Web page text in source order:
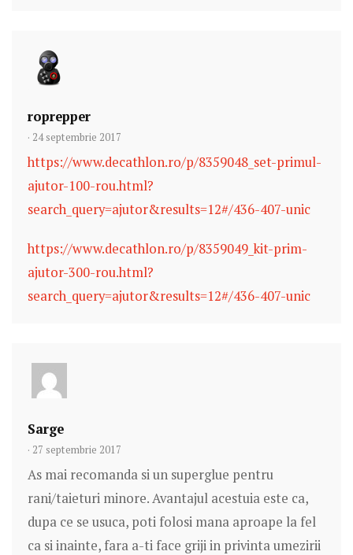
roprepper
· 24 septembrie 2017
https://www.decathlon.ro/p/8359048_set-primul-
ajutor-100-rou.html?
search_query=ajutor&results=12#/436-407-unic
https://www.decathlon.ro/p/8359049_kit-prim-
ajutor-300-rou.html?
search_query=ajutor&results=12#/436-407-unic
Sarge
· 27 septembrie 2017
As mai recomanda si un superglue pentru
rani/taieturi minore. Avantajul acestuia este ca,
dupa ce se usuca, poti folosi mana aproape la fel
ca si inainte, fara a-ti face griji in privinta umezirii